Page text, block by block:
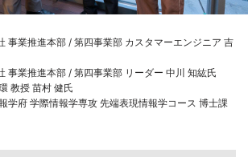
事業推進本部 / 第四事業部 カスタマーエンジニア 吉
事業推進本部 / 第四事業部 リーダー 中川 知紘氏
教授 苗村 健氏
学府 学際情報学専攻 先端表現情報学コース 博士課